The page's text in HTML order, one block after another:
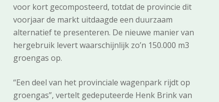
voor kort gecomposteerd, totdat de provincie dit
voorjaar de markt uitdaagde een duurzaam
alternatief te presenteren. De nieuwe manier van
hergebruik levert waarschijnlijk zo’n 150.000 m3
groengas op.
“Een deel van het provinciale wagenpark rijdt op
groengas”, vertelt gedeputeerde Henk Brink van